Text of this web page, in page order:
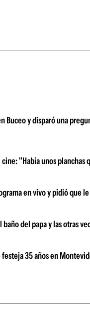
Buceo y disparó una
"Había unos planchas
en vivo y pidió que
baño del papa y las otras
35 años en